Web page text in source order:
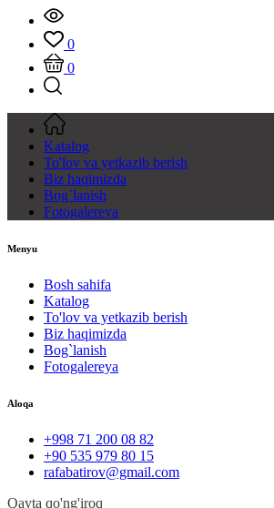
0
0
Katalog
To'lov va yetkazib berish
Biz haqimizda
Bog`lanish
Fotogalereya
Menyu
Bosh sahifa
Katalog
To'lov va yetkazib berish
Biz haqimizda
Bog`lanish
Fotogalereya
Aloqa
+998 71 200 08 82
+90 535 979 80 15
rafabatirov@gmail.com
Qayta qo'ng'iroq